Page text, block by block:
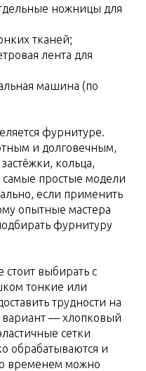
ножницы для
тканей;
лента для
машина (по
фурнитуре.
и долговечным,
кольца,
простые модели
если применить
опытные мастера
фурнитуру
выбирать с
тонкие или
трудности на
— хлопковый
сетки
обрабатываются и
временем можно